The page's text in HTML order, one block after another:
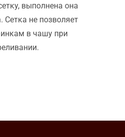
выполнена она
Сетка не позволяет
в чашу при